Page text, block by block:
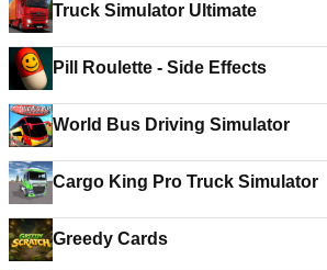
Truck Simulator Ultimate
Pill Roulette - Side Effects
World Bus Driving Simulator
Cargo King Pro Truck Simulator
Greedy Cards